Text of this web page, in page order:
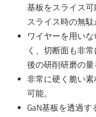
基板をスライス
スライス時の無駄
ワイヤーを用い
く、切断面も非
後の研削研磨の量
非常に硬く脆い
可能。
GaN基板を透過